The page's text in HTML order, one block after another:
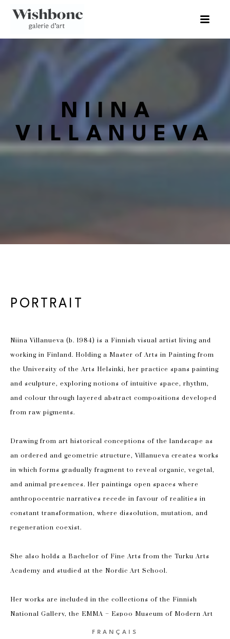
NIINA
VILLANUEVA
PORTRAIT
Niina Villanueva (b. 1984) is a Finnish visual artist living and
working in Finland. Holding a Master of Arts in Painting from
the University of the Arts Helsinki, her practice spans painting
and sculpture, exploring notions of intuitive space, rhythm,
and colour through layered abstract compositions developed
from raw pigments.
Drawing from art historical conceptions of the landscape as
an ordered and geometric structure, Villanueva creates works
in which forms gradually fragment to reveal organic, vegetal,
and animal presences. Her paintings open spaces where
anthropocentric narratives recede in favour of realities in
constant transformation, where dissolution, mutation, and
regeneration coexist.
She also holds a Bachelor of Fine Arts from the Turku Arts
Academy and studied at the Nordic Art School.
Her works are included in the collections of the Finnish
National Gallery, the EMMA – Espoo Museum of Modern Art
through the Saastamoinen Foundation, the Finnish Art
FRANÇAIS